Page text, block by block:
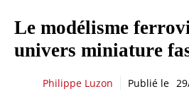
Le modélisme
univers miniature
Philippe Luzon Publié le